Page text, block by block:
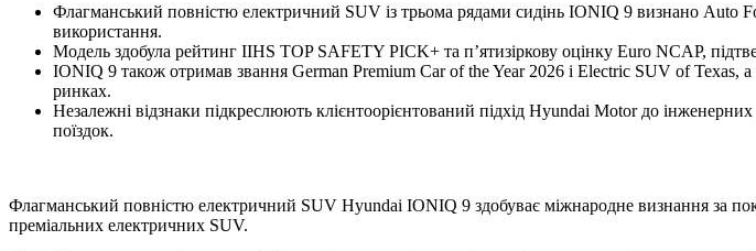
Флагманський повністю електричний SUV із трьома рядами сидінь IONIQ 9 визнано Auto
використання.
Модель здобула рейтинг IIHS TOP SAFETY PICK+ та п’ятизіркову оцінку Euro NCAP,
IONIQ 9 також отримав звання German Premium Car of the Year 2026 і Electric SUV of Texas,
ринках.
Незалежні відзнаки підкреслюють клієнтоорієнтований підхід Hyundai Motor до
поїздок.
Флагманський повністю електричний SUV Hyundai IONIQ 9 здобуває міжнародне визнання за
преміальних електричних SUV.